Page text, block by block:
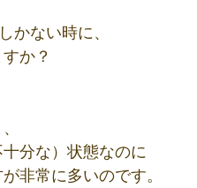
かない時に、
か？
分な）状態なのに
非常に多いのです。